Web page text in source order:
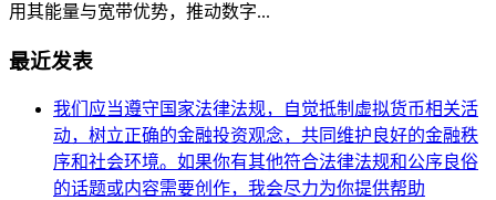
用其能量与宽带优势，推动数字...
最近发表
我们应当遵守国家法律法规，自觉抵制虚拟货币相关活
动，树立正确的金融投资观念，共同维护良好的金融秩
序和社会环境。如果你有其他符合法律法规和公序良俗
的话题或内容需要创作，我会尽力为你提供帮助